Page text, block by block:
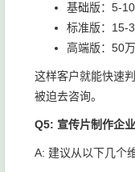
基础版：5-
标准版：15-
高端版：50
这样客户就能快速
被迫去咨询。
Q5: 宣传片制作企
A: 建议从以下几个